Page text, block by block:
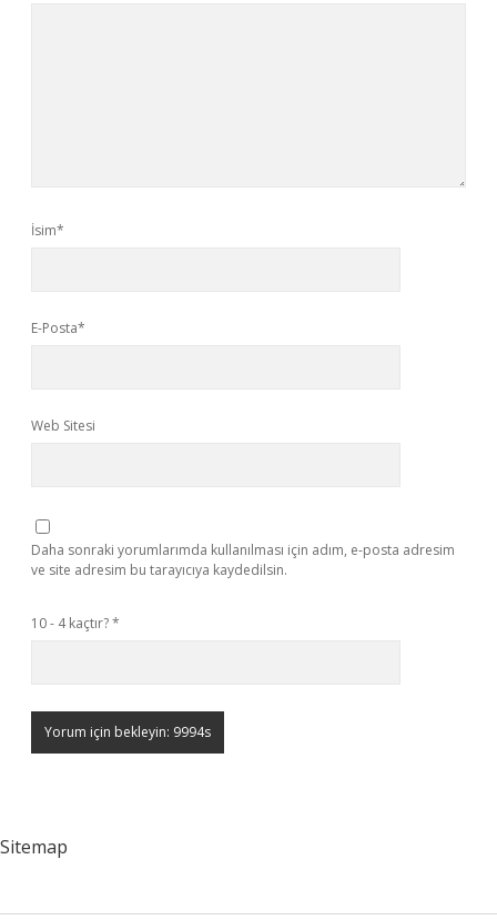
İsim*
E-Posta*
Web Sitesi
Daha sonraki yorumlarımda kullanılması için adım, e-posta adresim
ve site adresim bu tarayıcıya kaydedilsin.
10 - 4 kaçtır?*
Sitemap